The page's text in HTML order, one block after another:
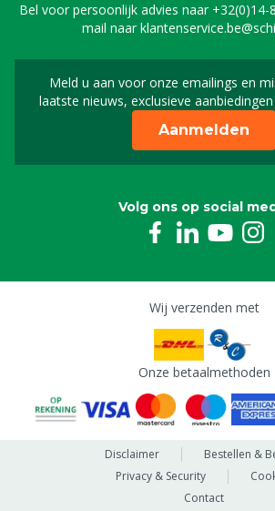
Bel voor persoonlijk advies naar +32(0)14-
mail naar
Meld u aan voor onze emailings en
laatste nieuws, exclusieve
Meld u
Aanmelden
Volg ons op social
Wij verzenden met
Onze betaalmethoden
Disclaimer
Bestellen &
Privacy & Security
Contact